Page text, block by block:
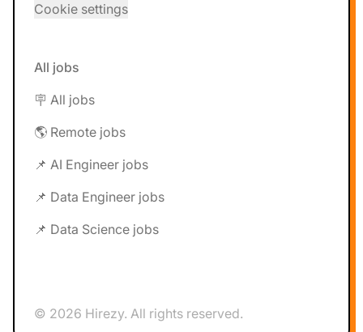
Cookie settings
All jobs
🪧 All jobs
🌎 Remote jobs
📌 AI Engineer jobs
📌 Data Engineer jobs
📌 Data Science jobs
© 2026 Hirezy. All rights reserved.